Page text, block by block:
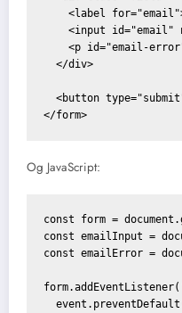
<label
<input id="email"
<p id="email-
  </div>
<button
Og JavaScript:
const form =
const emailInput =
const emailError =